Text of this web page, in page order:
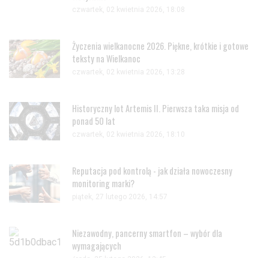
czwartek, 02 kwietnia 2026, 18:08
Życzenia wielkanocne 2026. Piękne, krótkie i gotowe
teksty na Wielkanoc
czwartek, 02 kwietnia 2026, 13:28
Historyczny lot Artemis II. Pierwsza taka misja od
ponad 50 lat
czwartek, 02 kwietnia 2026, 18:10
Reputacja pod kontrolą - jak działa nowoczesny
monitoring marki?
piątek, 27 lutego 2026, 14:57
Niezawodny, pancerny smartfon – wybór dla
wymagających